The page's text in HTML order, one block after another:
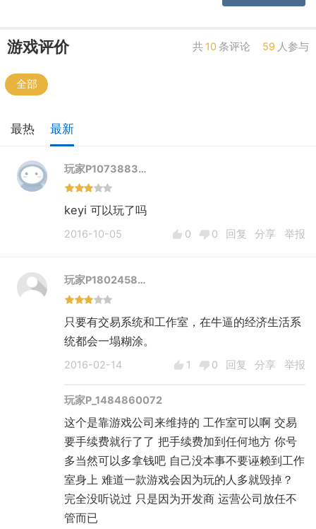
游戏评价 共 10条评论 59 人参与
全部
最热 最新
玩家P1073883…
keyi 可以玩了吗
2016-10-05 0 0 回复 分享 举报
玩家P1802458…
只要有交易系统和工作室，在牛逼的经济生活系
统都会一塌糊涂。
2016-02-14 1 0 回复 分享 举报
玩家P_1484860072
这个是靠游戏公司来维持的 工作室可以啊 交易
要手续费就行了了 把手续费加到任何地方 你号
多当然可以多拿钱吧 自己没本事不要诬赖到工作
室身上 难道一款游戏会因为玩的人多就毁掉？
完全没听说过 只是因为开发商 运营公司放任不
管而已